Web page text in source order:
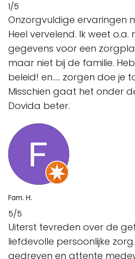
1/5
Onzorgvuldige ervaringen
Heel vervelend. Ik weet o.a.
gegevens voor een
maar niet bij de familie.
beleid! en..... zorgen doe je
Misschien gaat het onder
Dovida beter.
Fam. H.
5/5
Uiterst tevreden over de
liefdevolle persoonlijke
gedreven en attente